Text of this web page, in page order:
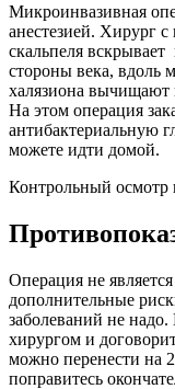
Микроинвазивная
анестезией. Хирург
скальпеля вскрывает
стороны века, вдоль
халязиона вычищают
На этом операция
антибактериальную
можете идти домой.
Контрольный осмотр
Операция не
дополнительные
заболеваний не
хирургом и
можно перенести на
поправитесь